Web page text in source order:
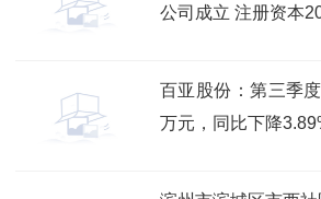
公司成立 注册资本
百亚股份：第三季
万元，同比下降